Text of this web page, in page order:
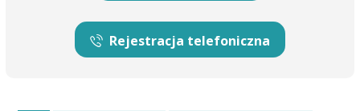
Rejestracja telefoniczna